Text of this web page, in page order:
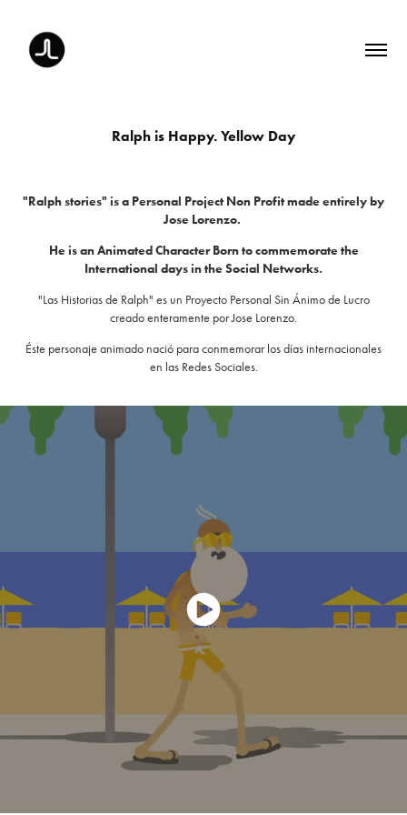
Ralph is Happy. Yellow Day
"Ralph stories" is a Personal Project Non Profit made entirely by
Jose Lorenzo.
He is an Animated Character Born to commemorate the
International days in the Social Networks.
"Las Historias de Ralph" es un Proyecto Personal Sin Ánimo de Lucro
creado enteramente por Jose Lorenzo.
Éste personaje animado nació para conmemorar los días internacionales
en las Redes Sociales.